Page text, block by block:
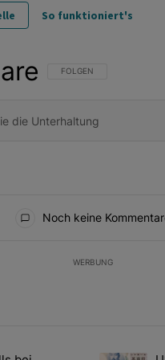
So funktioniert's
FOLGE DIESER
FOLGEN
Noch keine
WERBUNG
der am meisten